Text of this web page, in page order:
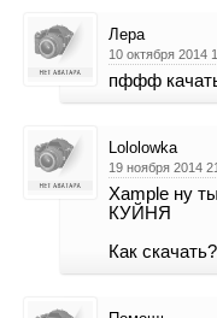
Лера
10 октября 2014
пффф
Lololowka
19 ноября 2014
Xample ну
КУЙНЯ
Как скачать?